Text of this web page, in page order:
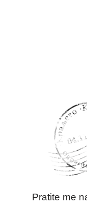
Pratite me